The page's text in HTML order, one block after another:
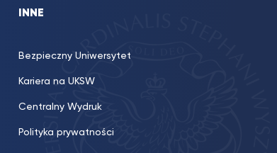
INNE
Bezpieczny Uniwersytet
Kariera na UKSW
Centralny Wydruk
Polityka prywatności